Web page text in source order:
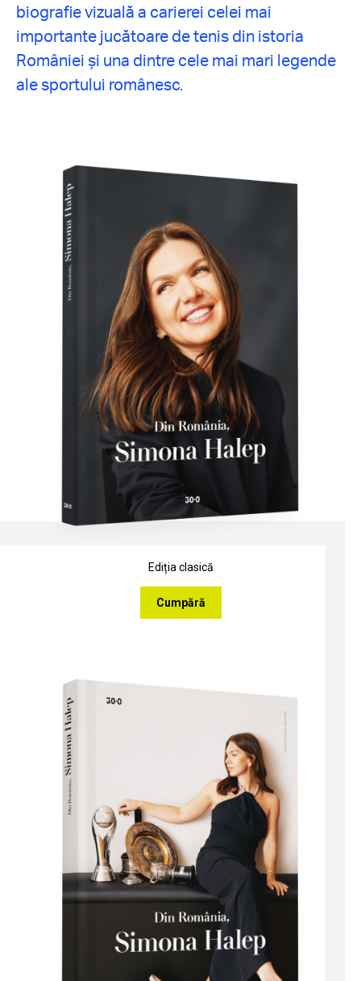
biografie vizuală a carierei celei mai
importante jucătoare de tenis din istoria
României și una dintre cele mai mari legende
ale sportului românesc.
Ediția clasică
Cumpără